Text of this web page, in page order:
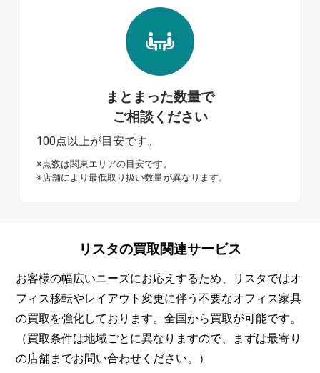
まとまった数量で
ご相談ください
100点以上が目安です。
※点数は関東エリアの目安です。
※店舗により最低取り扱い数量が異なります。
リスタの買取関連サービス
お客様の幅広いニーズにお応えするため、リスタではオ
フィス移転やレイアウト変更に伴う不要なオフィス家具
の買取を強化しております。全国から買取が可能です。
（買取条件は地域ごとに異なりますので、まずは最寄り
の店舗までお問い合わせください。）